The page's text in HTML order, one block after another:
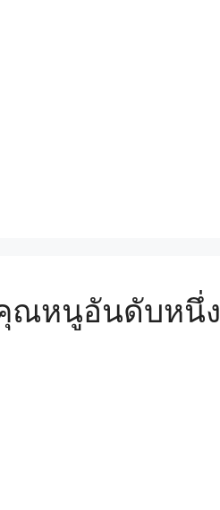
ณหนูอันดับหนึ่ง